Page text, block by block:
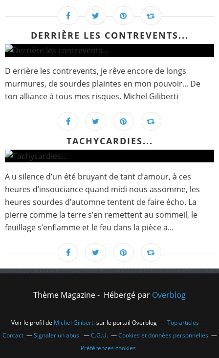
DERRIÈRE LES CONTREVENTS...
D errière les contrevents, je rêve encore de longs
murmures, de sourdes plaintes en mon pouvoir... De
ton alliance à tous mes risques. Michel Giliberti
TACHYCARDIES...
A u silence d’un été bruyant de tant d’amour, à ces
heures d’insouciance quand midi nous assomme, les
heures sourdes d’automne tentent de faire écho. La
pierre comme la terre s’en remettent au sommeil, le
feuillage s’enflamme et le feu dans la pièce a...
Thème Magazine - Hébergé par Overblog
Voir le profil de Michel Giliberti sur le portail Overblog
Top articles
Contact
Signaler un abus C.G.U.
Cookies et données personnelles
Préférences cookies